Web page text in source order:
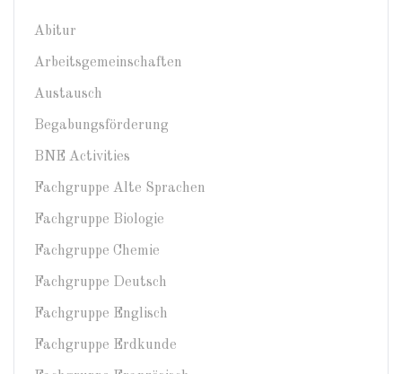
Abitur
Arbeitsgemeinschaften
Austausch
Begabungsförderung
BNE Activities
Fachgruppe Alte Sprachen
Fachgruppe Biologie
Fachgruppe Chemie
Fachgruppe Deutsch
Fachgruppe Englisch
Fachgruppe Erdkunde